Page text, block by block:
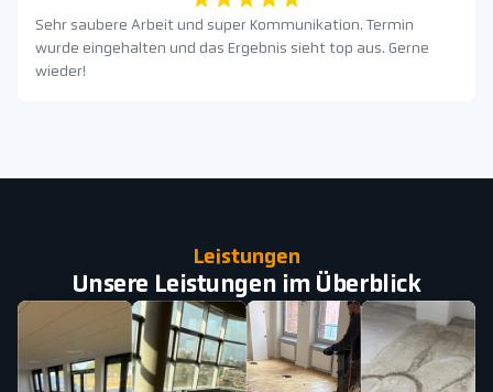
Sehr saubere Arbeit und super Kommunikation. Termin
wurde eingehalten und das Ergebnis sieht top aus. Gerne
wieder!
Leistungen
Unsere Leistungen im Überblick